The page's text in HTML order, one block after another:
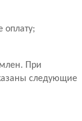
При
следующие